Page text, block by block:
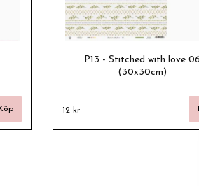
P13 - Stitched with love
(30x30cm)
12 kr